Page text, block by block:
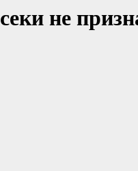
не